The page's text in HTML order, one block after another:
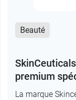
Beauté
premium
La marque